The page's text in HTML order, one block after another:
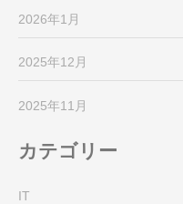
2026年1月
2025年12月
2025年11月
カテゴリー
IT